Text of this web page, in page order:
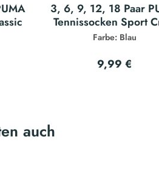
3, 6, 9, 12, 18 Paar
Tennissocken Sport
Farbe: Blau
9,99 €
auch